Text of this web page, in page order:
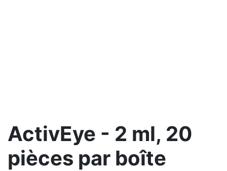
ActivEye - 2 ml, 20
pièces par boîte